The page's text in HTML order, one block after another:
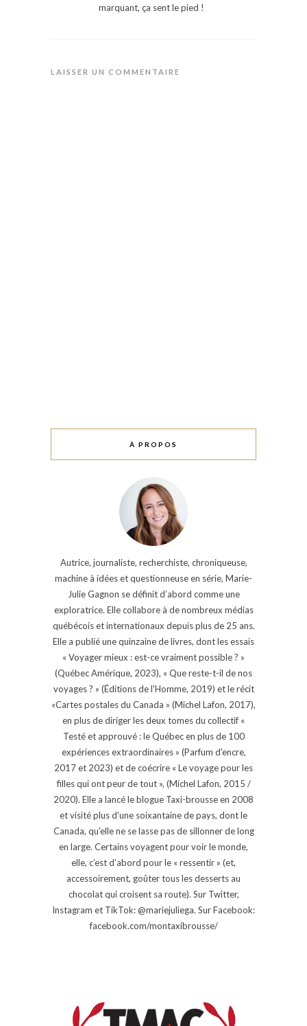
marquant, ça sent le pied !
LAISSER UN COMMENTAIRE
À PROPOS
Autrice, journaliste, recherchiste, chroniqueuse,
machine à idées et questionneuse en série, Marie-
Julie Gagnon se définit d’abord comme une
exploratrice. Elle collabore à de nombreux médias
québécois et internationaux depuis plus de 25 ans.
Elle a publié une quinzaine de livres, dont les essais
« Voyager mieux : est-ce vraiment possible ? »
(Québec Amérique, 2023), « Que reste-t-il de nos
voyages ? » (Éditions de l'Homme, 2019) et le récit
«Cartes postales du Canada » (Michel Lafon, 2017),
en plus de diriger les deux tomes du collectif «
Testé et approuvé : le Québec en plus de 100
expériences extraordinaires » (Parfum d'encre,
2017 et 2023) et de coécrire « Le voyage pour les
filles qui ont peur de tout », (Michel Lafon, 2015 /
2020). Elle a lancé le blogue Taxi-brousse en 2008
et visité plus d'une soixantaine de pays, dont le
Canada, qu'elle ne se lasse pas de sillonner de long
en large. Certains voyagent pour voir le monde,
elle, c’est d’abord pour le « ressentir » (et,
accessoirement, goûter tous les desserts au
chocolat qui croisent sa route). Sur Twitter,
Instagram et TikTok: @mariejuliega. Sur Facebook:
facebook.com/montaxibrousse/